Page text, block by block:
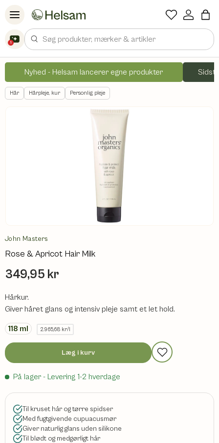
Spring til indhold
1
Søg
Nyhed - Helsam lancerer egne produkter
Hår Hårpleje, kur Personlig pleje
John Masters
Rose & Apricot Hair Milk
349,95 kr
Hårkur.
Giver håret glans og intensiv pleje samt et let hold.
118 ml 2.965,68 kr/l
Læg i kurv
På lager - Levering 1-2 hverdage
Til kruset hår og tørre spidser
Med fugtgivende cupuacusmør
Giver naturlig glans uden silikone
Til blødt og medgørligt hår